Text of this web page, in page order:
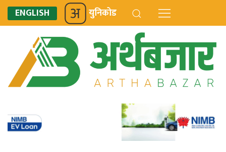
ENGLISH युनिकोड